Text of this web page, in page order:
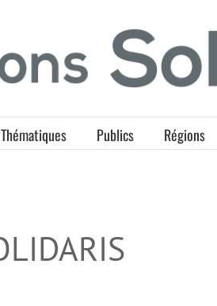
Thématiques Publics Régions